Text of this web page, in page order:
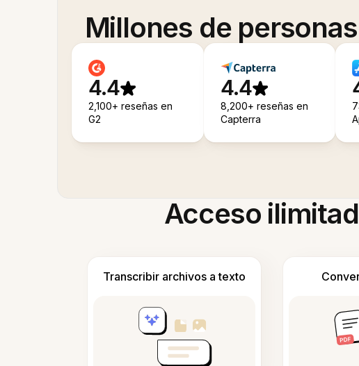
Millones de
4.4
2,100+ reseñas en
G2
4.4
8,200+ reseñas en
Capterra
Acceso
Transcribir archivos a texto